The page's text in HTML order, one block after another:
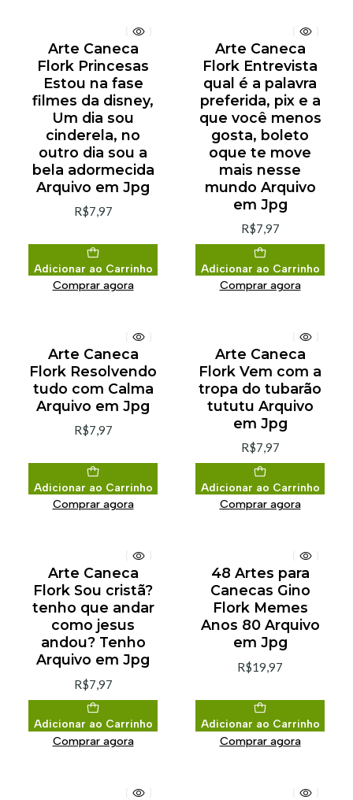
Arte Caneca
Flork Princesas
Estou na fase
filmes da disney,
Um dia sou
cinderela, no
outro dia sou a
bela adormecida
Arquivo em Jpg
R$7,97
Adicionar ao Carrinho
Comprar agora
Arte Caneca
Flork Entrevista
qual é a palavra
preferida, pix e a
que você menos
gosta, boleto
oque te move
mais nesse
mundo Arquivo
em Jpg
R$7,97
Adicionar ao Carrinho
Comprar agora
Arte Caneca
Flork Resolvendo
tudo com Calma
Arquivo em Jpg
R$7,97
Adicionar ao Carrinho
Comprar agora
Arte Caneca
Flork Vem com a
tropa do tubarão
tututu Arquivo
em Jpg
R$7,97
Adicionar ao Carrinho
Comprar agora
Arte Caneca
Flork Sou cristã?
tenho que andar
como jesus
andou? Tenho
Arquivo em Jpg
R$7,97
Adicionar ao Carrinho
Comprar agora
48 Artes para
Canecas Gino
Flork Memes
Anos 80 Arquivo
em Jpg
R$19,97
Adicionar ao Carrinho
Comprar agora